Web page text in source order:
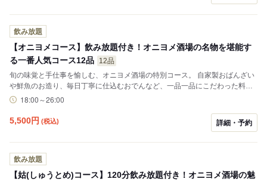
飲み放題
【オニヨメコース】飲み放題付き！オニヨメ酒場の名物を堪能す
る一番人気コース12品
12品
旬の味覚と手仕事を愉しむ、オニヨメ酒場の特別コース。 自家製おばんざい
や鮮魚のお造り、毎日丁寧に仕込むおでんなど、一品一品にこだわった料理
をご提供いたします。 肉料理、魚料理、温菜、〆までバランス良く構成し、
す。
18:00～26:00
5,500円 (税込) 詳細・予約
飲み放題
【姑(しゅうとめ)コース】120分飲み放題付き！オニヨメ酒場の魅